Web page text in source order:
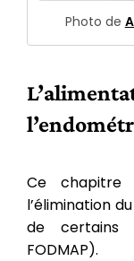
Photo de
Ce chapitre
l’élimination
de certains
FODMAP).